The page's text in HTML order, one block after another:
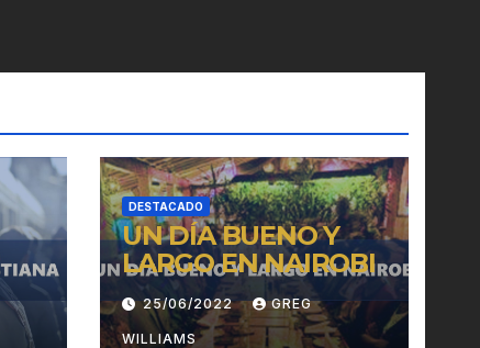
DESTACADO
UN DÍA BUENO Y
LARGO EN NAIROBI
25/06/2022 GREG
WILLIAMS